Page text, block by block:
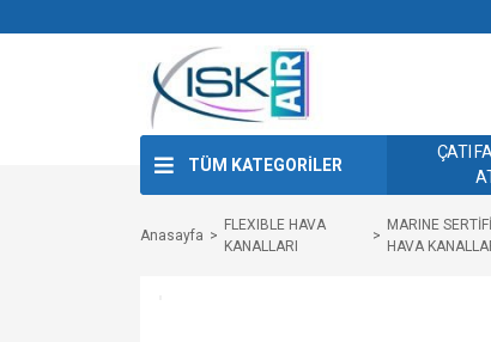
TÜM KATEGORİLER
ÇATI
Anasayfa
FLEXIBLE HAVA
KANALLARI
MARINE
HAVA